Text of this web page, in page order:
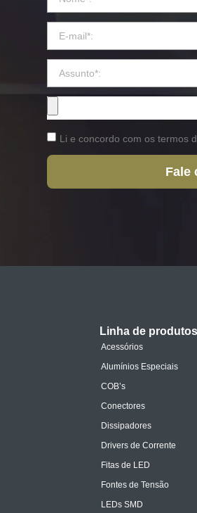
Li e concordo com os termos
Fale
Linha de produtos
Acessórios
Alumínios Especiais
COB’s
Conectores
Dissipadores
Drivers de Corrente
Fitas de LED
Fontes de Tensão
LEDs SMD